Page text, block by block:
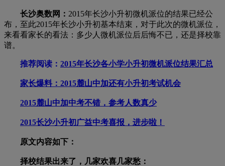
长沙奥数网： 2015年长沙小升初微机派位的结果已经公
布，至此2015年长沙小升初基本结束，对于此次的微机派位，
来看看家长的看法：多少人微机派位后后悔不已，还是择校靠
谱。
推荐阅读： 2015年长沙各小学小升初微机派位结果汇总
家长爆料：2015麓山中加还有小升初考试机会
2015麓山中加中考不错，参考人数真少
2015长沙小升初广益中考喜报，进步啦！
原文内容如下：
择校结果出来了，几家欢喜几家愁：